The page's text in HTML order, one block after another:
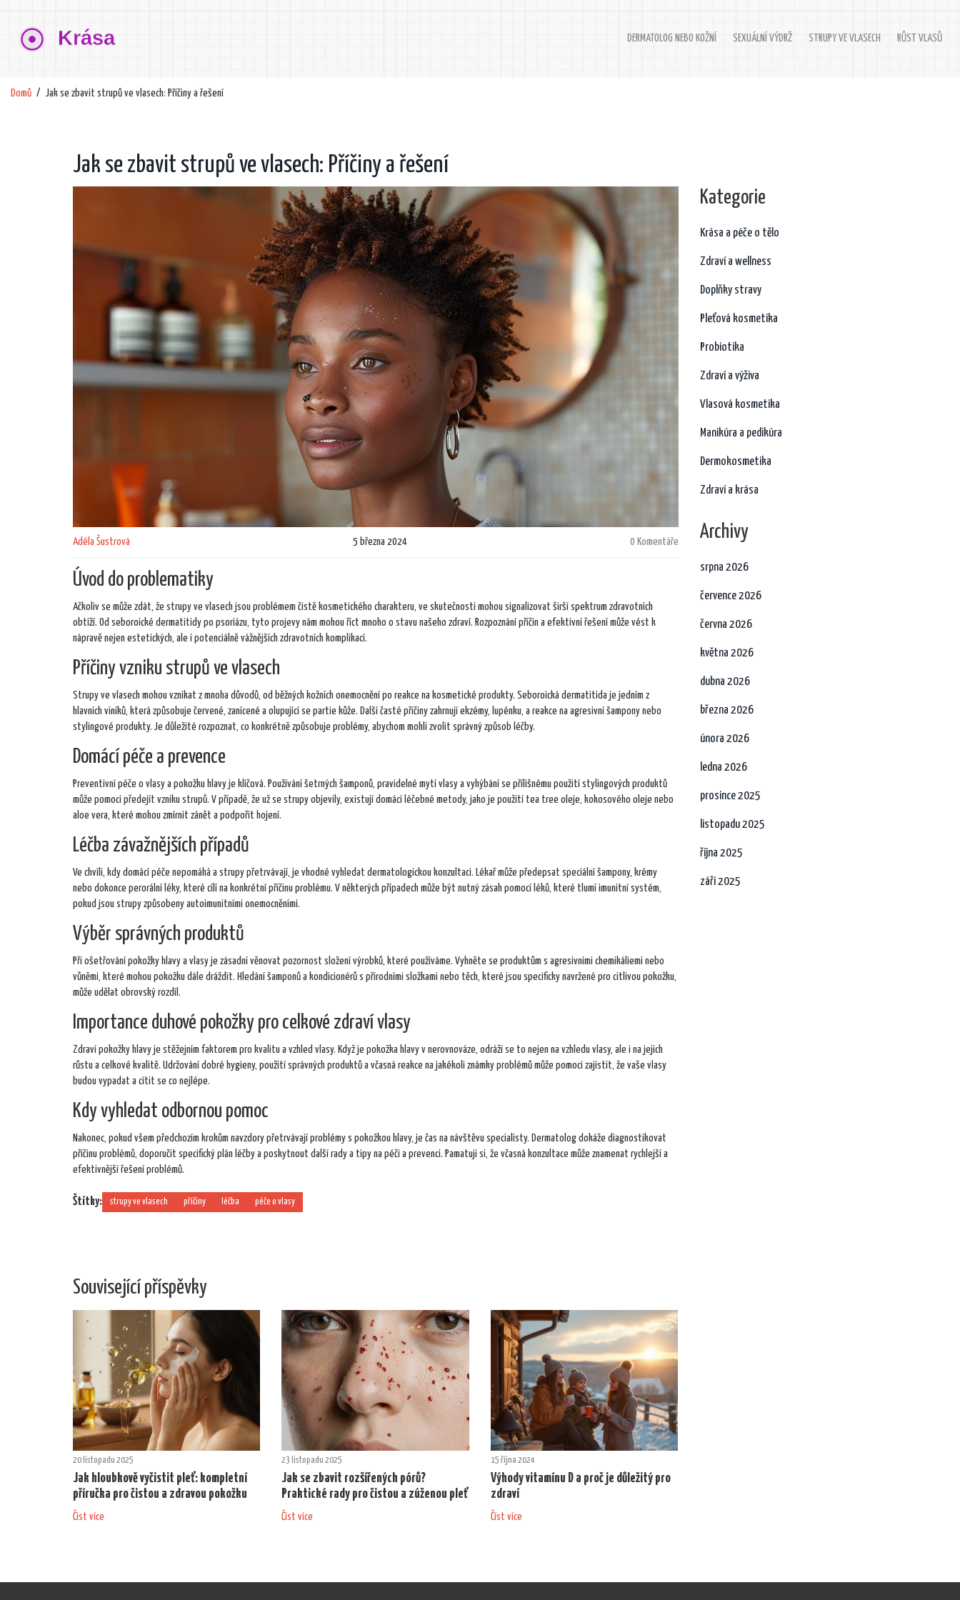
DERMATOLOG NEBO KOŽNÍ SEXUÁLNÍ VÝDRŽ STRUPY VE VLASECH RŮST VLASŮ
Domů Jak se zbavit strupů ve vlasech: Příčiny a řešení
Jak se zbavit strupů ve vlasech: Příčiny a řešení
Adéla Šustrová 5 března 2024 0 Komentáře
Úvod do problematiky
Ačkoliv se může zdát, že strupy ve vlasech jsou problémem čistě kosmetického charakteru, ve skutečnosti mohou signalizovat širší spektrum zdravotních
obtíží. Od seboroické dermatitidy po psoriázu, tyto projevy nám mohou říct mnoho o stavu našeho zdraví. Rozpoznání příčin a efektivní řešení může vést k
nápravě nejen estetických, ale i potenciálně vážnějších zdravotních komplikací.
Příčiny vzniku strupů ve vlasech
Strupy ve vlasech mohou vznikat z mnoha důvodů, od běžných kožních onemocnění po reakce na kosmetické produkty. Seboroická dermatitida je jedním z
hlavních viníků, která způsobuje červené, zanícené a olupující se partie kůže. Další časté příčiny zahrnují ekzémy, lupénku, a reakce na agresivní šampony nebo
stylingové produkty. Je důležité rozpoznat, co konkrétně způsobuje problémy, abychom mohli zvolit správný způsob léčby.
Domácí péče a prevence
Preventivní péče o vlasy a pokožku hlavy je klíčová. Používání šetrných šamponů, pravidelné mytí vlasy a vyhýbání se přílišnému použití stylingových produktů
může pomoci předejít vzniku strupů. V případě, že už se strupy objevily, existují domácí léčebné metody, jako je použití tea tree oleje, kokosového oleje nebo
aloe vera, které mohou zmírnit zánět a podpořit hojení.
Léčba závažnějších případů
Ve chvíli, kdy domácí péče nepomáhá a strupy přetrvávají, je vhodné vyhledat dermatologickou konzultaci. Lékař může předepsat speciální šampony, krémy
nebo dokonce perorální léky, které cílí na konkrétní příčinu problému. V některých případech může být nutný zásah pomocí léků, které tlumí imunitní systém,
pokud jsou strupy způsobeny autoimunitními onemocněními.
Výběr správných produktů
Při ošetřování pokožky hlavy a vlasy je zásadní věnovat pozornost složení výrobků, které používáme. Vyhněte se produktům s agresivními chemikáliemi nebo
vůněmi, které mohou pokožku dále dráždit. Hledání šamponů a kondicionérů s přírodními složkami nebo těch, které jsou specificky navržené pro citlivou pokožku,
může udělat obrovský rozdíl.
Importance duhové pokožky pro celkové zdraví vlasy
Zdraví pokožky hlavy je stěžejním faktorem pro kvalitu a vzhled vlasy. Když je pokožka hlavy v nerovnováze, odráží se to nejen na vzhledu vlasy, ale i na jejich
růstu a celkové kvalitě. Udržování dobré hygieny, použití správných produktů a včasná reakce na jakékoli známky problémů může pomoci zajistit, že vaše vlasy
budou vypadat a cítit se co nejlépe.
Kdy vyhledat odbornou pomoc
Nakonec, pokud všem předchozím krokům navzdory přetrvávají problémy s pokožkou hlavy, je čas na návštěvu specialisty. Dermatolog dokáže diagnostikovat
příčinu problémů, doporučit specifický plán léčby a poskytnout další rady a tipy na péči a prevenci. Pamatuji si, že včasná konzultace může znamenat rychlejší a
efektivnější řešení problémů.
Štítky: strupy ve vlasech příčiny léčba péče o vlasy
Související příspěvky
20 listopadu 2025
Jak hloubkově vyčistit pleť: kompletní
příručka pro čistou a zdravou pokožku
Číst více
23 listopadu 2025
Jak se zbavit rozšířených pórů?
Praktické rady pro čistou a zúženou pleť
Číst více
15 října 2024
Výhody vitamínu D a proč je důležitý pro
zdraví
Číst více
Kategorie
Krása a péče o tělo
Zdraví a wellness
Doplňky stravy
Pleťová kosmetika
Probiotika
Zdraví a výživa
Vlasová kosmetika
Manikúra a pedikúra
Dermokosmetika
Zdraví a krása
Archivy
srpna 2026
července 2026
června 2026
května 2026
dubna 2026
března 2026
února 2026
ledna 2026
prosince 2025
listopadu 2025
října 2025
září 2025